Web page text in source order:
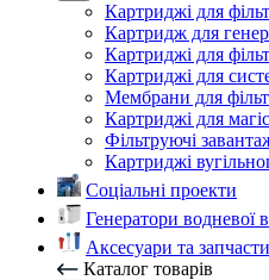
Картриджі для
Картридж для
Картриджі для
Картриджі для
Мембрани для
Картриджі для
Фільтруючі
Картриджі
Соціальні проекти
Генератори водневої
Аксесуари та
Каталог товарів